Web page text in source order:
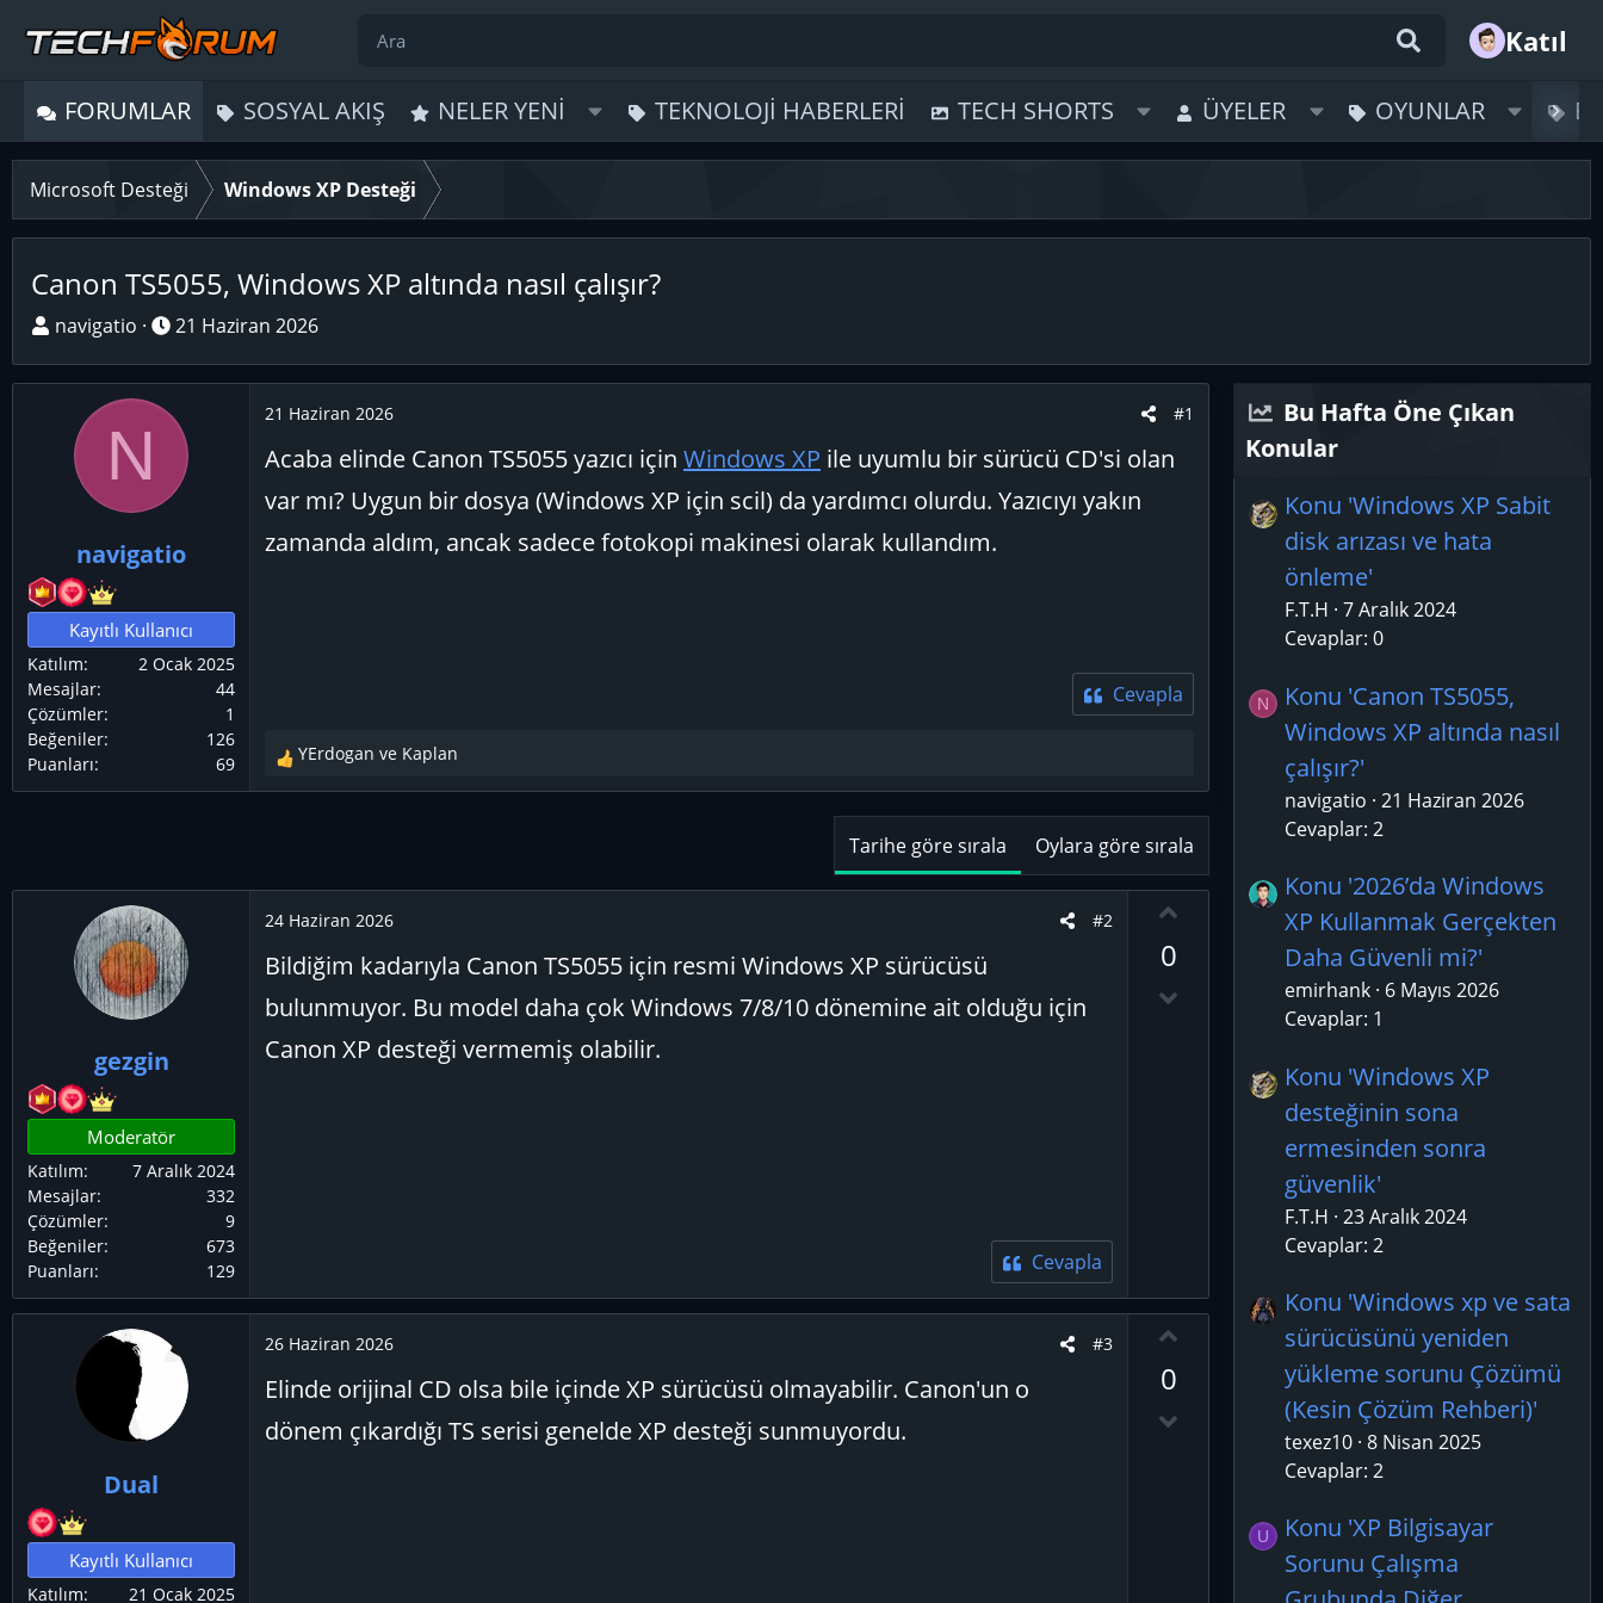
Katıl
FORUMLAR SOSYAL AKIŞ NELER YENI TEKNOLOJI HABERLERI TECH SHORTS ÜYELER OYUNLAR
Microsoft Desteği Windows XP Desteği
Canon TS5055, Windows XP altında nasıl çalışır?
K
n
l
a
a
n
navigatio
B
ş
a
n
g
ç
a
r
i
21 Haziran 2026
N
navigatio
Kayıtlı Kullanıcı
Katılım
2 Ocak 2025
Mesajlar
44
Çözümler
1
Beğeniler
126
Puanları
69
21 Haziran 2026 #1
Acaba elinde Canon TS5055 yazıcı için Windows XP ile uyumlu bir sürücü CD'si olan
var mı? Uygun bir dosya (Windows XP için scil) da yardımcı olurdu. Yazıcıyı yakın
zamanda aldım, ancak sadece fotokopi makinesi olarak kullandım.
Cevapla
T
e
l
e
:
YErdogan ve Kaplan
Tarihe göre sırala Oylara göre sırala
gezgin
Moderatör
Katılım
7 Aralık 2024
Mesajlar
332
Çözümler
9
Beğeniler
673
Puanları
129
24 Haziran 2026 #2
Bildiğim kadarıyla Canon TS5055 için resmi Windows XP sürücüsü
bulunmuyor. Bu model daha çok Windows 7/8/10 dönemine ait olduğu için
Canon XP desteği vermemiş olabilir.
Cevapla
0
Dual
Kayıtlı Kullanıcı
Katılım
21 Ocak 2025
26 Haziran 2026 #3
Elinde orijinal CD olsa bile içinde XP sürücüsü olmayabilir. Canon'un o
dönem çıkardığı TS serisi genelde XP desteği sunmuyordu.
0
Bu Hafta Öne Çıkan
Konular
Konu 'Windows XP Sabit
disk arızası ve hata
önleme'
F.T.H 7 Aralık 2024
Cevaplar: 0
N
Konu 'Canon TS5055,
Windows XP altında nasıl
çalışır?'
navigatio 21 Haziran 2026
Cevaplar: 2
Konu '2026’da Windows
XP Kullanmak Gerçekten
Daha Güvenli mi?'
emirhank 6 Mayıs 2026
Cevaplar: 1
Konu 'Windows XP
desteğinin sona
ermesinden sonra
güvenlik'
F.T.H 23 Aralık 2024
Cevaplar: 2
Konu 'Windows xp ve sata
sürücüsünü yeniden
yükleme sorunu Çözümü
(Kesin Çözüm Rehberi)'
texez10 8 Nisan 2025
Cevaplar: 2
U
Konu 'XP Bilgisayar
Sorunu Çalışma